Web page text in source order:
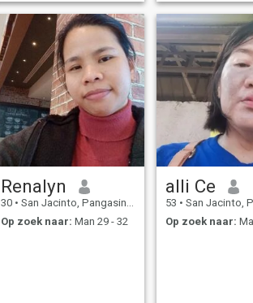
Renalyn
30 • San Jacinto, Pangasinan, Filipijnen
Op zoek naar: Man 29 - 32
alli Ce
53 • San Jacinto,
Op zoek naar: